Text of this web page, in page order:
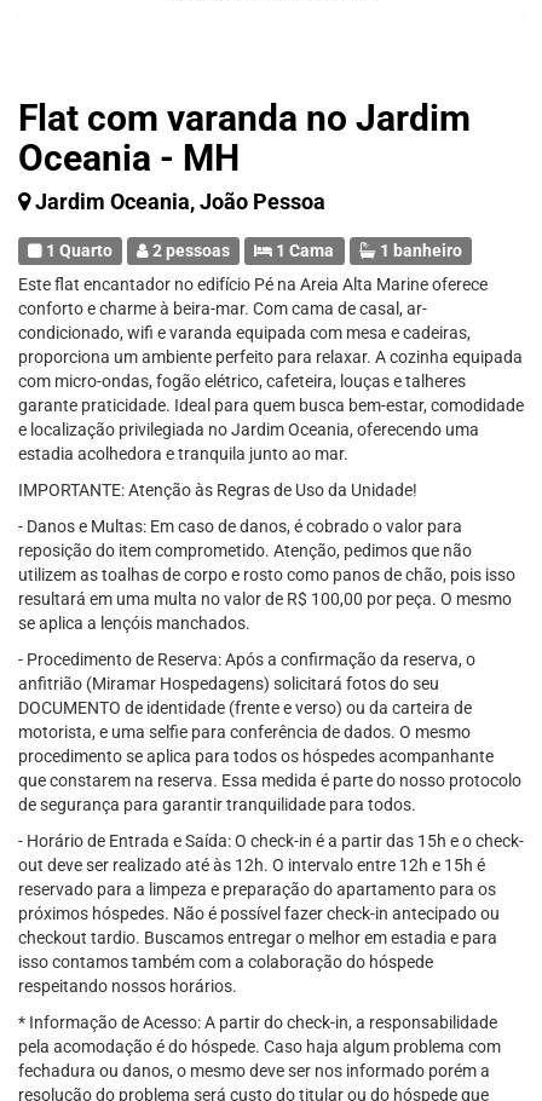
Flat com varanda no Jardim
Oceania - MH
Jardim Oceania, João Pessoa
1 Quarto 2 pessoas 1 Cama
1 banheiro
Este flat encantador no edifício Pé na Areia Alta Marine oferece
conforto e charme à beira-mar. Com cama de casal, ar-
condicionado, wifi e varanda equipada com mesa e cadeiras,
proporciona um ambiente perfeito para relaxar. A cozinha equipada
com micro-ondas, fogão elétrico, cafeteira, louças e talheres
garante praticidade. Ideal para quem busca bem-estar, comodidade
e localização privilegiada no Jardim Oceania, oferecendo uma
estadia acolhedora e tranquila junto ao mar.
IMPORTANTE: Atenção às Regras de Uso da Unidade!
- Danos e Multas: Em caso de danos, é cobrado o valor para
reposição do item comprometido. Atenção, pedimos que não
utilizem as toalhas de corpo e rosto como panos de chão, pois isso
resultará em uma multa no valor de R$ 100,00 por peça. O mesmo
se aplica a lençóis manchados.
- Procedimento de Reserva: Após a confirmação da reserva, o
anfitrião (Miramar Hospedagens) solicitará fotos do seu
DOCUMENTO de identidade (frente e verso) ou da carteira de
motorista, e uma selfie para conferência de dados. O mesmo
procedimento se aplica para todos os hóspedes acompanhante
que constarem na reserva. Essa medida é parte do nosso protocolo
de segurança para garantir tranquilidade para todos.
- Horário de Entrada e Saída: O check-in é a partir das 15h e o check-
out deve ser realizado até às 12h. O intervalo entre 12h e 15h é
reservado para a limpeza e preparação do apartamento para os
próximos hóspedes. Não é possível fazer check-in antecipado ou
checkout tardio. Buscamos entregar o melhor em estadia e para
isso contamos também com a colaboração do hóspede
respeitando nossos horários.
* Informação de Acesso: A partir do check-in, a responsabilidade
pela acomodação é do hóspede. Caso haja algum problema com
fechadura ou danos, o mesmo deve ser nos informado porém a
resolução do problema será custo do titular ou do hóspede que